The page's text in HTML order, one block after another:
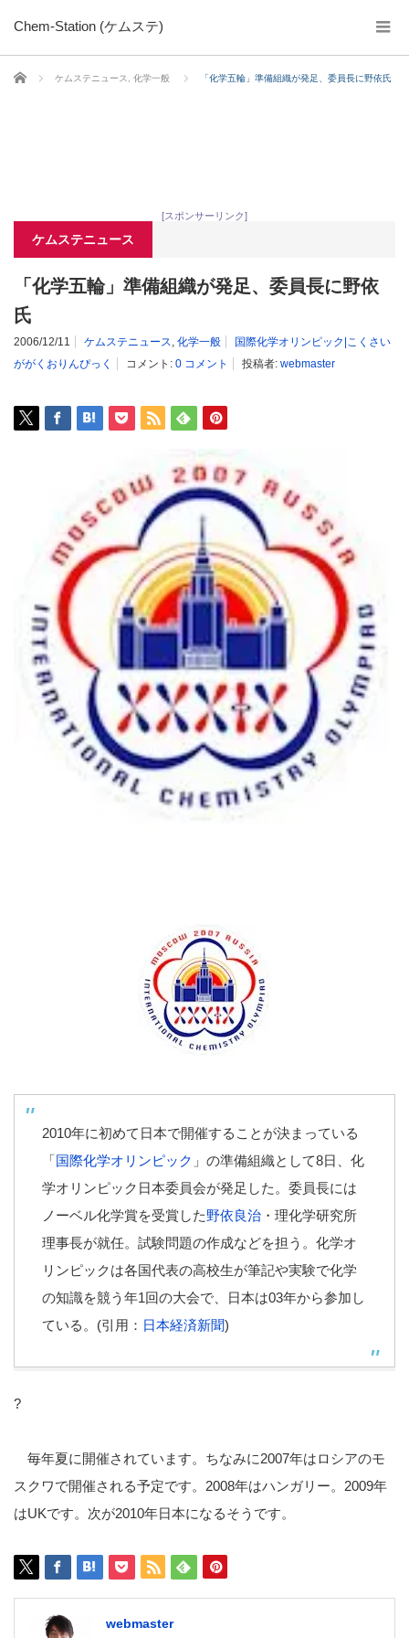
Chem-Station (ケムステ)
ホーム ケムステニュース 化学一般 「化学五輪」準備組織が発足、委員長に野依氏
[スポンサーリンク]
ケムステニュース
「化学五輪」準備組織が発足、委員長に野依
氏
2006/12/11 ケムステニュース, 化学一般
国際化学オリンピック|こくさい
ががくおりんぴっく
コメント: 0 コメント 投稿者: webmaster
2010年に初めて日本で開催することが決まっている
「国際化学オリンピック 」の準備組織として8日、化
学オリンピック日本委員会が発足した。委員長には
ノーベル化学賞を受賞した野依良治 ・理化学研究所
理事長が就任。試験問題の作成などを担う。化学オ
リンピックは各国代表の高校生が筆記や実験で化学
の知識を競う年1回の大会で、日本は03年から参加し
ている。(引用： 日本経済新聞)
?
毎年夏に開催されています。ちなみに2007年はロシアのモ
スクワで開催される予定です。2008年はハンガリー。2009年
はUKです。次が2010年日本になるそうです。
webmaster